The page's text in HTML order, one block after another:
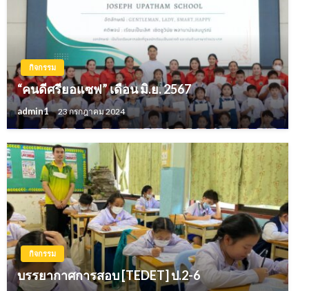
กิจกรรม
“คนดีศรียอแซฟ” เดือน มิ.ย. 2567
admin1 23 กรกฎาคม 2024
กิจกรรม
บรรยากาศการสอบ [TEDET] ป.2-6